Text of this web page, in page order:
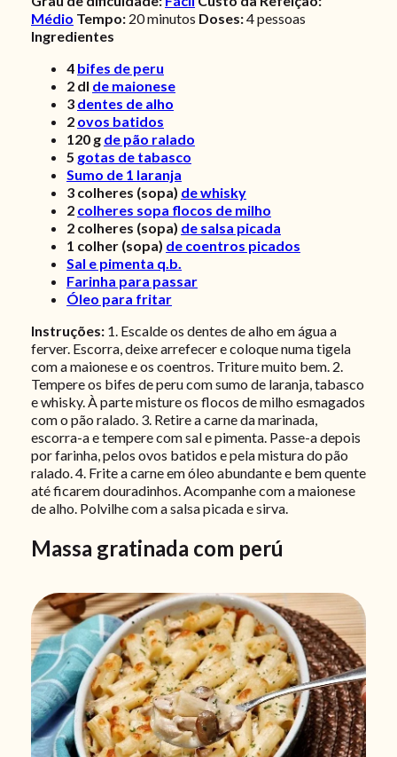
Médio Tempo: 20 minutos Doses:4 pessoas
Ingredientes
4 bifes de peru
2 dl de maionese
3 dentes de alho
2 ovos batidos
120 g de pão ralado
5 gotas de tabasco
Sumo de 1 laranja
3 colheres (sopa) de whisky
2 colheres sopa flocos de milho
2 colheres (sopa) de salsa picada
1 colher (sopa) de coentros picados
Sal e pimenta q.b.
Farinha para passar
Óleo para fritar
Instruções: 1. Escalde os dentes de alho em água a
ferver. Escorra, deixe arrefecer e coloque numa tigela
com a maionese e os coentros. Triture muito bem. 2.
Tempere os bifes de peru com sumo de laranja, tabasco
e whisky. À parte misture os flocos de milho esmagados
com o pão ralado. 3. Retire a carne da marinada,
escorra-a e tempere com sal e pimenta. Passe-a depois
por farinha, pelos ovos batidos e pela mistura do pão
ralado. 4. Frite a carne em óleo abundante e bem quente
até ficarem douradinhos. Acompanhe com a maionese
de alho. Polvilhe com a salsa picada e sirva.
Massa gratinada com perú